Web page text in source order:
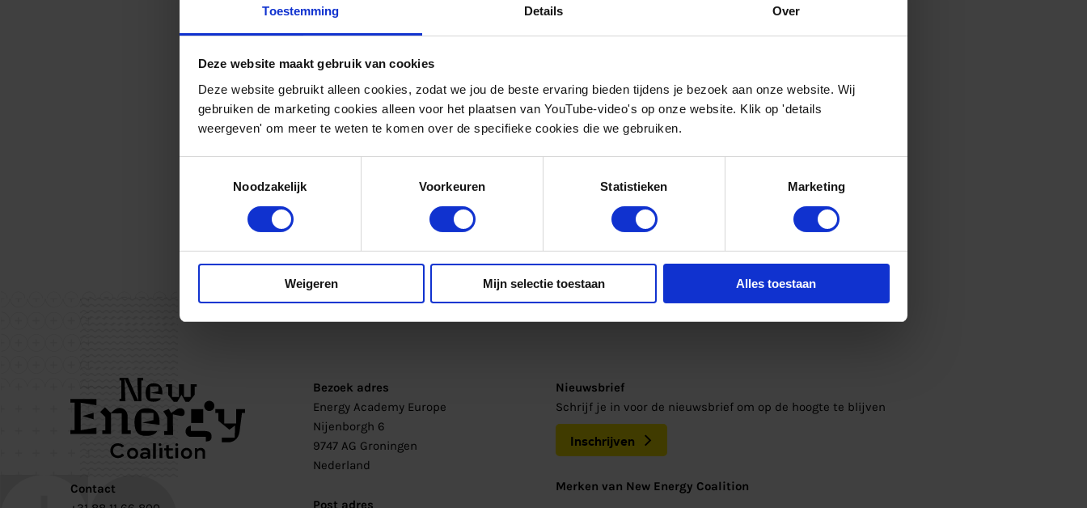
Toestemming Details Over
Deze website maakt gebruik van cookies
Deze website gebruikt alleen cookies, zodat we jou de beste ervaring bieden tijdens je bezoek aan onze website. Wij
gebruiken de marketing cookies alleen voor het plaatsen van YouTube-video's op onze website. Klik op 'details
weergeven' om meer te weten te komen over de specifieke cookies die we gebruiken.
Noodzakelijk
Voorkeuren Statistieken Marketing
Weigeren Mijn selectie toestaan Alles toestaan
Contact
Bezoek adres
Energy Academy Europe
Nijenborgh 6
9747 AG Groningen
Nederland
Post adres
Nieuwsbrief
Schrijf je in voor de nieuwsbrief om op de hoogte te blijven
Inschrijven
Merken van New Energy Coalition